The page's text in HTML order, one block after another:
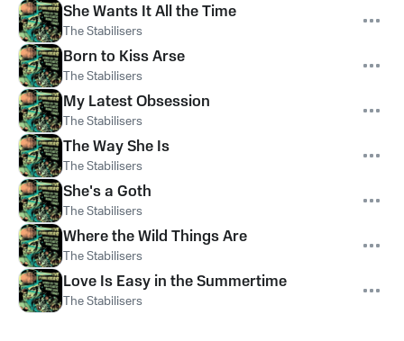
She Wants It All the Time
The Stabilisers
Born to Kiss Arse
The Stabilisers
My Latest Obsession
The Stabilisers
The Way She Is
The Stabilisers
She's a Goth
The Stabilisers
Where the Wild Things Are
The Stabilisers
Love Is Easy in the Summertime
The Stabilisers